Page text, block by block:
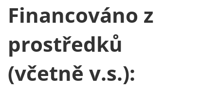
Financováno z
prostředků
(včetně v.s.):